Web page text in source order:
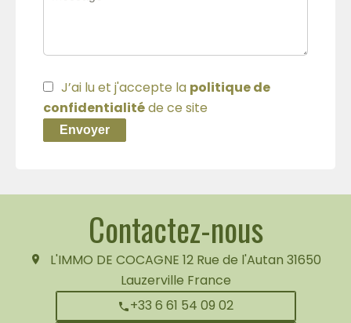
J’ai lu et j'accepte la politique de
confidentialitéde ce site
Envoyer
Contactez-nous
L'IMMO DE COCAGNE 12 Rue de l'Autan 31650
Lauzerville France
+33 6 61 54 09 02